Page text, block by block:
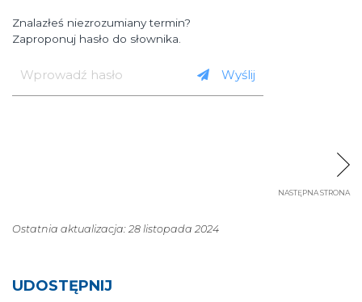
Znalazłeś niezrozumiany termin?
Zaproponuj hasło do słownika.
hasło
Wyślij
NASTĘPNA STRONA
Ostatnia aktualizacja: 28 listopada 2024
UDOSTĘPNIJ